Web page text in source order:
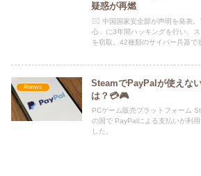
疑惑が再燃
🕵️‍♂️ 中国国家安全部が声明を発表
心」に3年間ハッキングを行い、
を窃取。42種類のサイバー兵器で
#news
SteamでPayPalが使えな
は？💳🎮
PCゲーム販売プラットフォーム
の国で PayPalによる支払いが利
した。